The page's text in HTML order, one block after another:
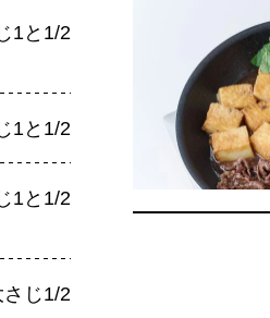
1と1/2
1と1/2
1と1/2
さじ1/2